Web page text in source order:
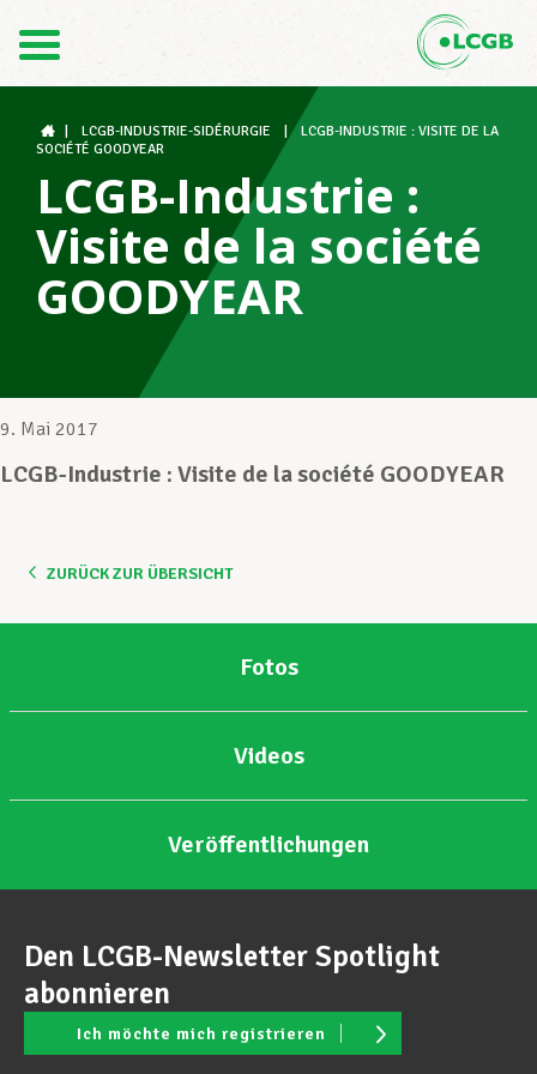
FR
Der LCGB
Gewerkschaftsstrukturen
Unterstützung im Arbeitsalltag
LCGB-INDUSTRIE-SIDÉRURGIE | LCGB-INDUSTRIE : VISITE DE LA
SOCIÉTÉ GOODYEAR
LCGB-Industrie :
Visite de la société
GOODYEAR
9. Mai 2017
LCGB-Industrie : Visite de la société GOODYEAR
ZURÜCK ZUR ÜBERSICHT
Fotos
Videos
Veröffentlichungen
Den LCGB-Newsletter Spotlight
abonnieren
Ich möchte mich registrieren